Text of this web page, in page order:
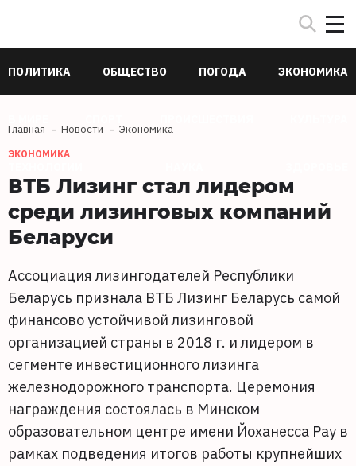
ПОЛИТИКА ОБЩЕСТВО ПОГОДА ЭКОНОМИКА
Главная Новости Экономика
ЭКОНОМИКА
ВТБ Лизинг стал лидером
среди лизинговых компаний
Беларуси
Ассоциация лизингодателей Республики
Беларусь признала ВТБ Лизинг Беларусь самой
финансово устойчивой лизинговой
организацией страны в 2018 г. и лидером в
сегменте инвестиционного лизинга
железнодорожного транспорта. Церемония
награждения состоялась в Минском
образовательном центре имени Йоханесса Рау в
рамках подведения итогов работы крупнейших